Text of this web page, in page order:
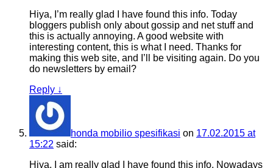
Hiya, I’m really glad I have found this info. Today
bloggers publish only about gossip and net stuff and
this is actually annoying. A good website with
interesting content, this is what I need. Thanks for
making this web site, and I’ll be visiting again. Do you
do newsletters by email?
Reply ↓
honda mobilio spesifikasi on 17.02.2015 at
15:22 said:
Hiya, I am really glad I have found this info. Nowadays